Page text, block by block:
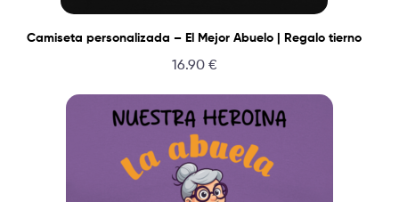
Camiseta personalizada – El Mejor Abuelo | Regalo tierno
16.90 €